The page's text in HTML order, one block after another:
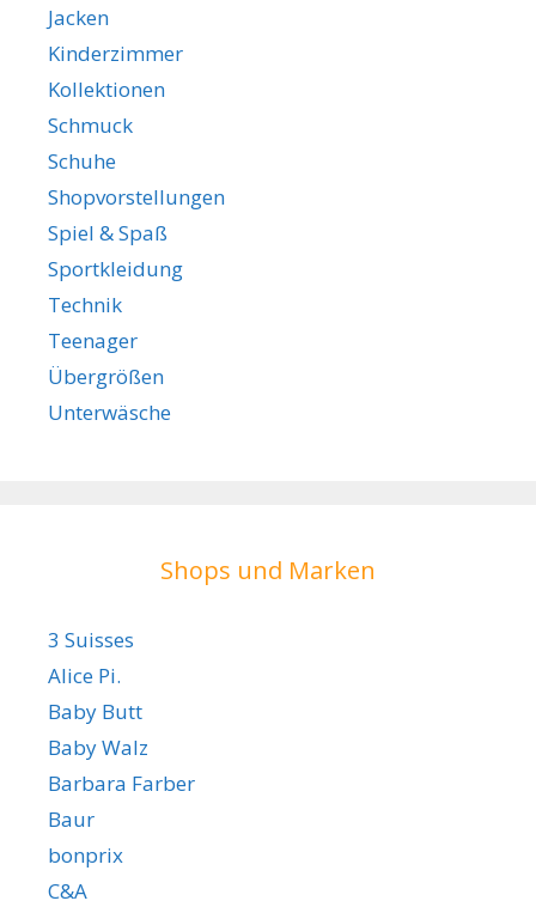
Jacken
Kinderzimmer
Kollektionen
Schmuck
Schuhe
Shopvorstellungen
Spiel & Spaß
Sportkleidung
Technik
Teenager
Übergrößen
Unterwäsche
Shops und Marken
3 Suisses
Alice Pi.
Baby Butt
Baby Walz
Barbara Farber
Baur
bonprix
C&A